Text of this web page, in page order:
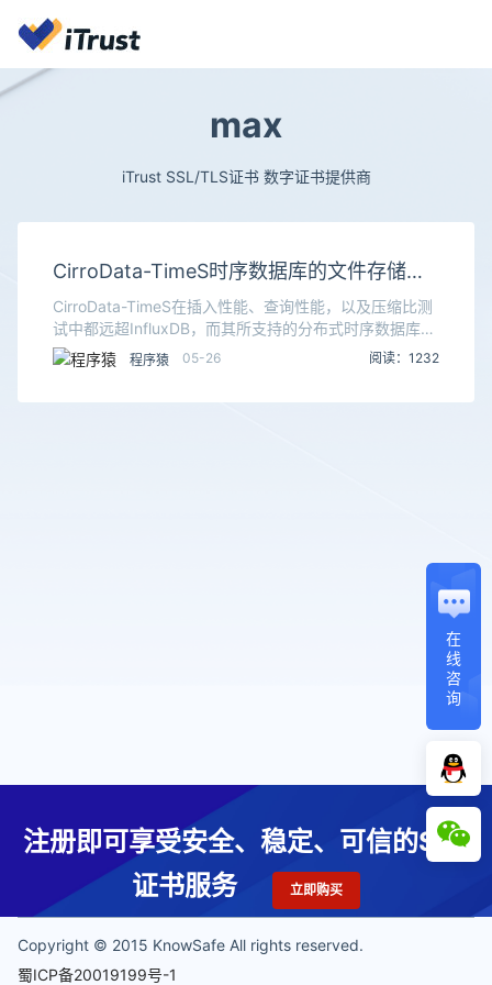
max
iTrust SSL/TLS证书 数字证书提供商
CirroData-TimeS时序数据库的文件存储格
式
CirroData-TimeS在插入性能、查询性能，以及压缩比测
试中都远超InfluxDB，而其所支持的分布式时序数据库在
具备高可用性的同时，性能仍能达到单机性能的80%，完
全能够应对物联网大爆发的数
程序猿 05-26 阅读：1232
在
线
咨
询
注册即可享受安全、稳定、可信的SSL
证书服务
立即购买
Copyright © 2015 KnowSafe All rights reserved.
蜀ICP备20019199号-1